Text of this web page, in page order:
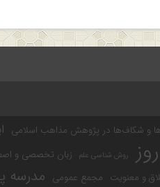
و شکاف‌ها در پژوهش مذاهب اسلامی
روش شناسی علم زبان تخصصی و
و معنویت مجمع عمومی مدرسه